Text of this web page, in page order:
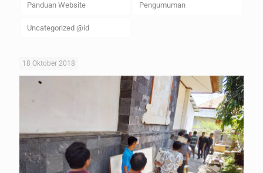
Panduan Website Pengumuman
Uncategorized @id
18 Oktober 2018